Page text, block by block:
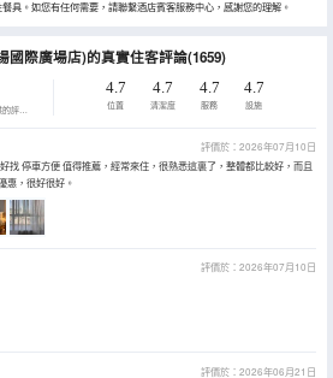
具。如您有任何需要，請聯繫酒店賓客服務中心，感謝您的理解。
國際廣場店)的真實住客評論(1659)
永安旅遊評價由真實酒店住客提供的評價。
4.7
位置
4.7
清潔度
4.7
服務
4.7
設施
評價於：2026年07月10日
找 停車方便 值得推薦，經常來住，很熟悉這裏了，整體都比較好，而且
惠，很好很好。
評價於：2026年07月10日
評價於：2026年06月21日